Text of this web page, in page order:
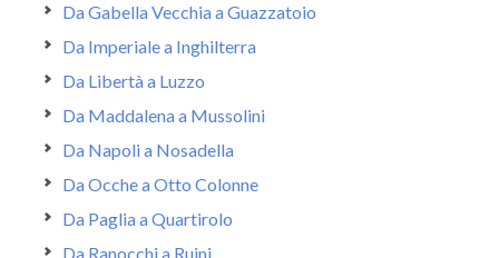
Da Gabella Vecchia a Guazzatoio
Da Imperiale a Inghilterra
Da Libertà a Luzzo
Da Maddalena a Mussolini
Da Napoli a Nosadella
Da Ocche a Otto Colonne
Da Paglia a Quartirolo
Da Ranocchi a Ruini